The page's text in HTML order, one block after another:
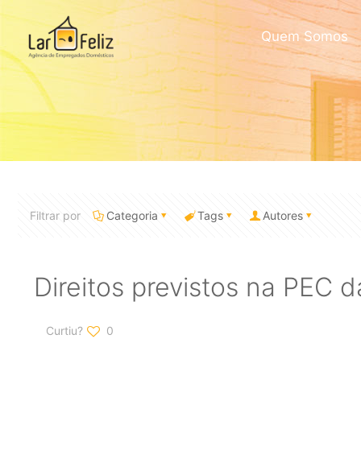
Quem Somos
Filtrar por Categoria Tags Autores
Direitos previstos na PEC
Curtiu? 0